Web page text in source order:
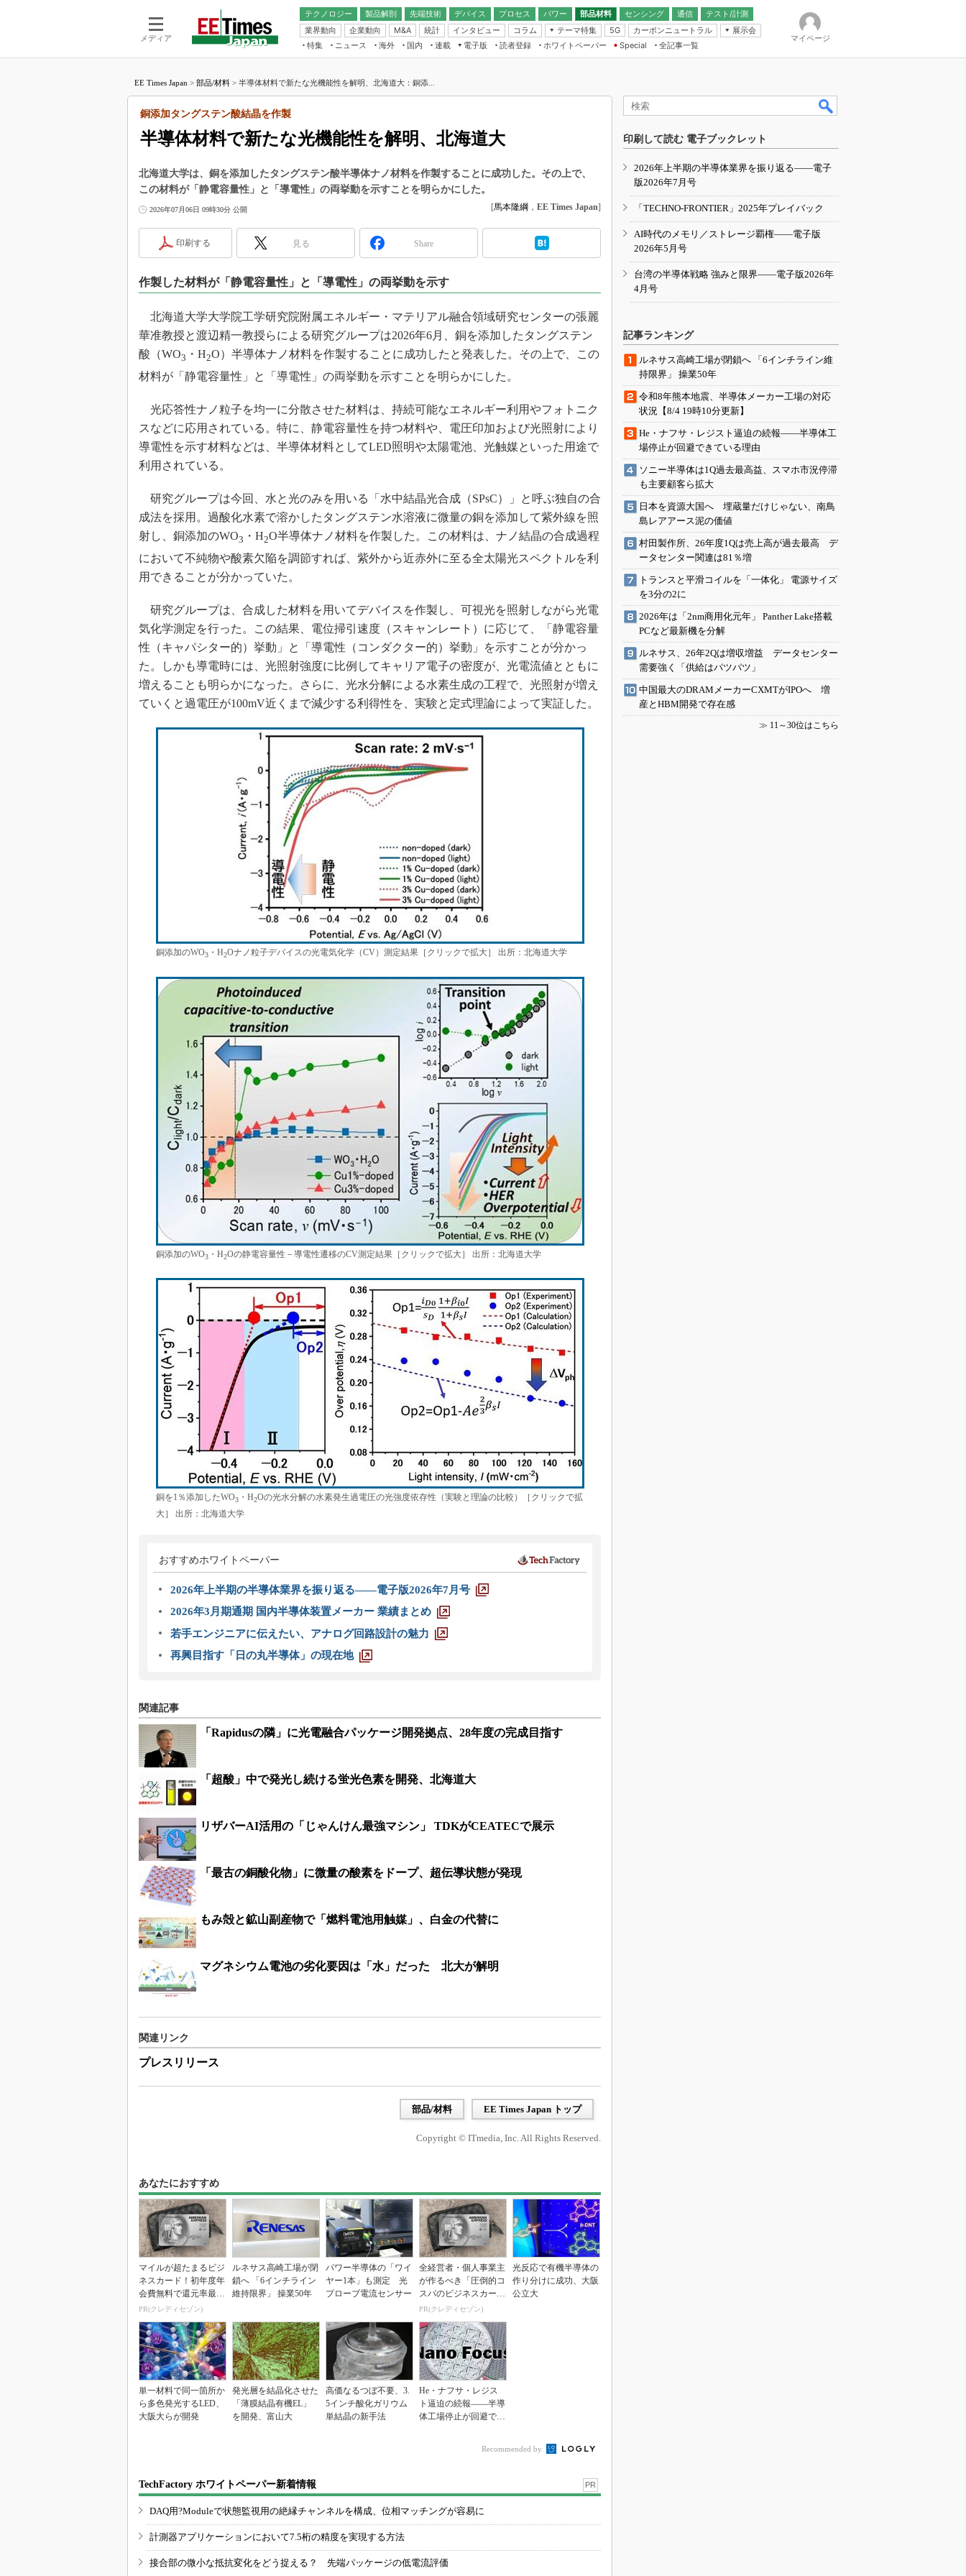
メディア
テクノロジー 製品解剖
先端技術
電池／エネルギー
デバイス
アナログ
マイコン
プロセス パワー 部品材料 センシング
通信
無線
テスト/計測
業界動向
企業動向 M&A 統計 インタビュー コラム
テーマ特集
フィジカルAI
読者調査（EE Times Research）
IoT
電源設計（EDN Japan）
エレクトロニクス入門（EDN
5G カーボンニュートラル
展示会
IoT・エッジコンピューティング
EXPO
TECHNO-FRONTIER
人とくるま展
特集 ニュース 海外 国内
連載
福田昭のデバイス通信
大山聡の業界スコープ
リタイア直前エンジニアの社会人大
学漂流記
踊るバズワード ～Behind the
Buzzword
で起こること
光伝送技術を知る
“異端児エンジニア”が仕掛けた社内
改革、執念の180日
イノベーションは日本を救うのか
JASA発IoT通信
IHSアナリスト「未来展望」
「英語に愛されないエンジニア」の
電子版
電子ブックレット
読者登録 ホワイトペーパー
Special
全記事一覧
マイページ
EE Times Japan > 部品/材料 > 半導体材料で新たな光機能性を解明、北海道大：銅添...
半導体材料で新たな光機能性を解明、北海道大
銅添加タングステン酸結晶を作製
北海道大学は、銅を添加したタングステン酸半導体ナノ材料を作製することに成功した。その上で、
この材料が「静電容量性」と「導電性」の両挙動を示すことを明らかにした。
2026年07月06日 09時30分 公開 [馬本隆綱 ， EE Times Japan]
印刷する 見る Share
作製した材料が「静電容量性」と「導電性」の両挙動を示す
北海道大学大学院工学研究院附属エネルギー・マテリアル融合領域研究センターの張麗
華准教授と渡辺精一教授らによる研究グループは2026年6月、銅を添加したタングステン
酸（WO3 ・H2O）半導体ナノ材料を作製することに成功したと発表した。その上で、この
材料が「静電容量性」と「導電性」の両挙動を示すことを明らかにした。
光応答性ナノ粒子を均一に分散させた材料は、持続可能なエネルギー利用やフォトニク
スなどに応用されている。特に、静電容量性を持つ材料や、電圧印加および光照射により
導電性を示す材料などは、半導体材料としてLED照明や太陽電池、光触媒といった用途で
利用されている。
研究グループは今回、水と光のみを用いる「水中結晶光合成（SPsC）」と呼ぶ独自の合
成法を採用。過酸化水素で溶かしたタングステン水溶液に微量の銅を添加して紫外線を照
射し、銅添加のWO3 ・H2O半導体ナノ材料を作製した。この材料は、ナノ結晶の合成過程
において不純物や酸素欠陥を調節すれば、紫外から近赤外に至る全太陽光スペクトルを利
用できることが分かっていた。
研究グループは、合成した材料を用いてデバイスを作製し、可視光を照射しながら光電
気化学測定を行った。この結果、電位掃引速度（スキャンレート）に応じて、「静電容量
性（キャパシター的）挙動」と「導電性（コンダクター的）挙動」を示すことが分かっ
た。しかも導電時には、光照射強度に比例してキャリア電子の密度が、光電流値とともに
増えることも明らかになった。さらに、光水分解による水素生成の工程で、光照射が増え
ていくと過電圧が100mV近くまで減少する利得性を、実験と定式理論によって実証した。
銅添加のWO3・H2Oナノ粒子デバイスの光電気化学（CV）測定結果［クリックで拡大］ 出所：北海道大学
銅添加のWO3・H2Oの静電容量性－導電性遷移のCV測定結果［クリックで拡大］ 出所：北海道大学
銅を1％添加したWO3・H2Oの光水分解の水素発生過電圧の光強度依存性（実験と理論の比較）［クリックで拡
大］ 出所：北海道大学
おすすめホワイトペーパー
2026年上半期の半導体業界を振り返る――電子版2026年7月号
2026年3月期通期 国内半導体装置メーカー 業績まとめ
若手エンジニアに伝えたい、アナログ回路設計の魅力
再興目指す「日の丸半導体」の現在地
関連記事
「Rapidusの隣」に光電融合パッケージ開発拠点、28年度の完成目指す
「超酸」中で発光し続ける蛍光色素を開発、北海道大
リザバーAI活用の「じゃんけん最強マシン」 TDKがCEATECで展示
「最古の銅酸化物」に微量の酸素をドープ、超伝導状態が発現
もみ殻と鉱山副産物で「燃料電池用触媒」、白金の代替に
マグネシウム電池の劣化要因は「水」だった 北大が解明
関連リンク
プレスリリース
部品/材料 EE Times Japan トップ
Copyright © ITmedia, Inc. All Rights Reserved.
あなたにおすすめ
マイルが超たまるビジ
ネスカード！初年度年
会費無料で還元率最大
1.125%
PR(クレディセゾン)
ルネサス高崎工場が閉
鎖へ 「6インチライン
維持限界」 操業50年
パワー半導体の「ワイ
ヤー1本」も測定 光
プローブ電流センサー
全経営者・個人事業主
が作るべき「圧倒的コ
スパのビジネスカー
ド」
PR(クレディセゾン)
光反応で有機半導体の
作り分けに成功、大阪
公立大
単一材料で同一箇所か
ら多色発光するLED、
大阪大らが開発
発光層を結晶化させた
「薄膜結晶有機EL」
を開発、富山大
高価なるつぼ不要、3.
5インチ酸化ガリウム
単結晶の新手法
He・ナフサ・レジス
ト逼迫の続報――半導
体工場停止が回避でき
Recommended by
TechFactory ホワイトペーパー新着情報 PR
DAQ用?Moduleで状態監視用の絶縁チャンネルを構成、位相マッチングが容易に
計測器アプリケーションにおいて7.5桁の精度を実現する方法
接合部の微小な抵抗変化をどう捉える？ 先端パッケージの低電流評価
印刷して読む 電子ブックレット
2026年上半期の半導体業界を振り返る――電子
版2026年7月号
「TECHNO-FRONTIER」2025年プレイバック
AI時代のメモリ／ストレージ覇権――電子版
2026年5月号
台湾の半導体戦略 強みと限界――電子版2026年
4月号
記事ランキング
ルネサス高崎工場が閉鎖へ 「6インチライン維
持限界」 操業50年
令和8年熊本地震、半導体メーカー工場の対応
状況【8/4 19時10分更新】
He・ナフサ・レジスト逼迫の続報――半導体工
場停止が回避できている理由
ソニー半導体は1Q過去最高益、スマホ市況停滞
も主要顧客ら拡大
日本を資源大国へ 埋蔵量だけじゃない、南鳥
島レアアース泥の価値
村田製作所、26年度1Qは売上高が過去最高 デ
ータセンター関連は81％増
トランスと平滑コイルを「一体化」 電源サイズ
を3分の2に
2026年は「2nm商用化元年」 Panther Lake搭載
PCなど最新機を分解
ルネサス、26年2Qは増収増益 データセンター
需要強く「供給はパツパツ」
中国最大のDRAMメーカーCXMTがIPOへ 増
産とHBM開発で存在感
≫ 11～30位はこちら